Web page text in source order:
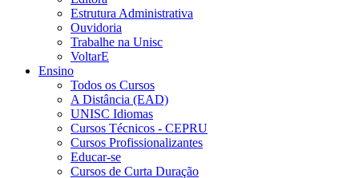
Estrutura Administrativa
Ouvidoria
Trabalhe na Unisc
VoltarE
Ensino
Todos os Cursos
A Distância (EAD)
UNISC Idiomas
Cursos Técnicos - CEPRU
Cursos Profissionalizantes
Educar-se
Cursos de Curta Duração